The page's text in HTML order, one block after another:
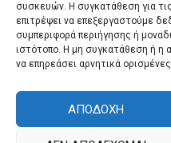
συσκευών. Η συγκατάθεση για
επιτρέψει να επεξεργαστούμε
συμπεριφορά περιήγησης ή
ιστότοπο. Η μη συγκατάθεση ή η
να επηρεάσει αρνητικά
ΑΠΟΔΟΧΉ
Θέσεις Εργασίας